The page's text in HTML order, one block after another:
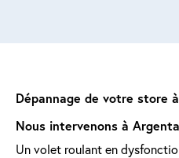
Dépannage de votre store
Nous intervenons à
Un volet roulant en